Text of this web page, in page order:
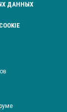
ДАННЫХ